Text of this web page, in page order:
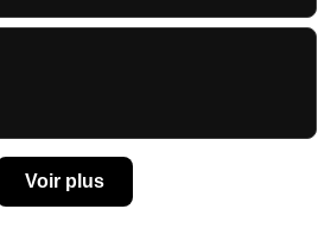
Voir plus